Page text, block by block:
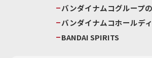
バンダイナムコグループ
バンダイナムコホールデ
BANDAI SPIRITS